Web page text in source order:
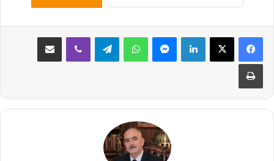
لينكدإن ماسنجر واتساب تيلقرام ڤايبر مشاركة عبر البريد
طباعة